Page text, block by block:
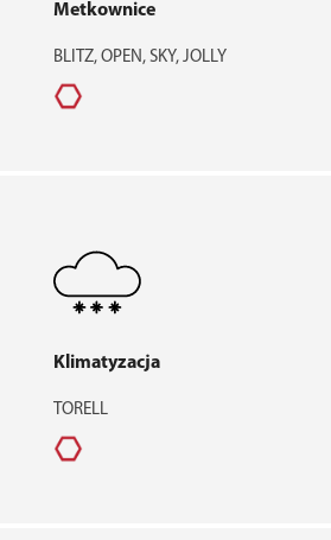
Metkownice
BLITZ, OPEN, SKY, JOLLY
Klimatyzacja
TORELL